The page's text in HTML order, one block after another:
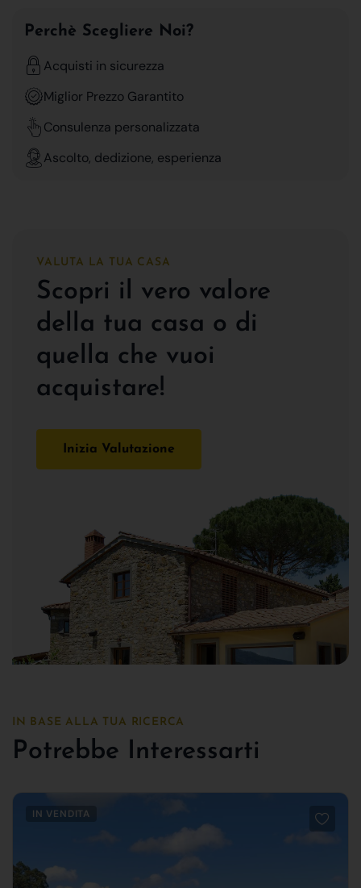
Perchè Scegliere Noi?
Acquisti in sicurezza
Miglior Prezzo Garantito
Consulenza personalizzata
Ascolto, dedizione, esperienza
VALUTA LA TUA CASA
Scopri il vero valore
della tua casa o di
quella che vuoi
acquistare!
Inizia Valutazione
IN BASE ALLA TUA RICERCA
Potrebbe Interessarti
IN VENDITA